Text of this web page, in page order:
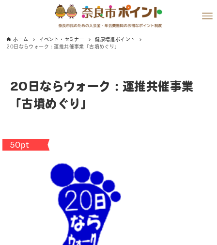
ホーム イベント・セミナー
健康増進ポイント
20日ならウォーク：運推共催事業「古墳めぐり」
20日ならウォーク：運推共催事業
「古墳めぐり」
50pt